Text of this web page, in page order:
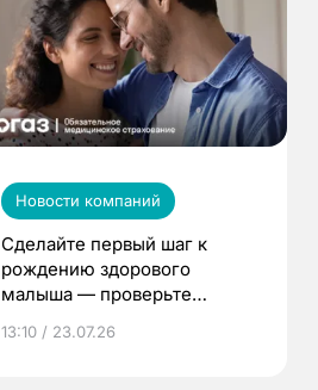
Новости компаний
Сделайте первый шаг к
рождению здорового
малыша — проверьте
по ОМС!
13:10 / 23.07.26